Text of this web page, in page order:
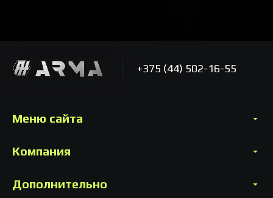
+375 (44) 502-16-55
Меню сайта
Компания
Дополнительно